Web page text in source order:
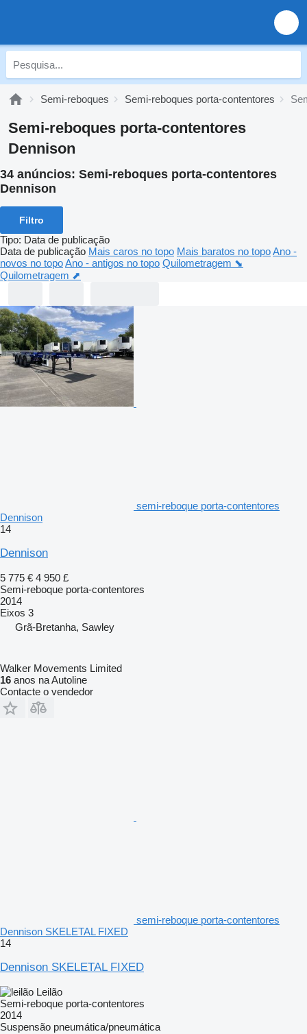
Semi-reboques Semi-reboques porta-contentores
Semi-reboques porta-contentores
Dennison
34 anúncios: Semi-reboques porta-contentores
Dennison
Filtro
Tipo: Data de publicação
Data de publicação Mais caros no topo Mais baratos no topoAno -
novos no topoAno - antigos no topo Quilometragem ⬊
Quilometragem ⬈
semi-reboque porta-contentores
Dennison
14
Dennison
5 775 € 4 950 £
Semi-reboque porta-contentores
2014
Eixos 3
Grã-Bretanha, Sawley
Walker Movements Limited
16 anos na Autoline
Contacte o vendedor
semi-reboque porta-contentores
Dennison SKELETAL FIXED
14
Dennison SKELETAL FIXED
Leilão
Semi-reboque porta-contentores
2014
Suspensão pneumática/pneumática